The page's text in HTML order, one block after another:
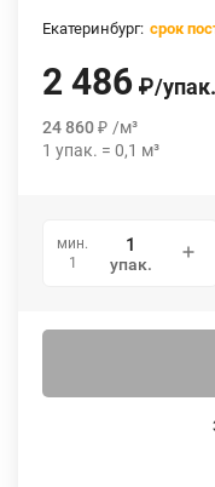
Екатеринбург: срок
2 486 ₽/упак.
24 860₽ /м³
1 упак. = 0,1 м³
мин.
1
упак.